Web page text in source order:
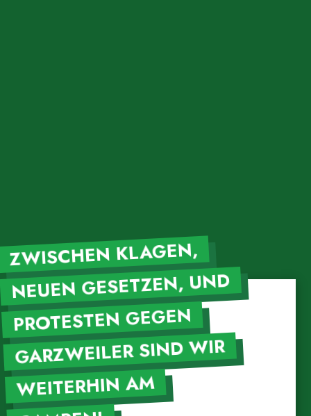
ZWISCHEN KLAGEN,
NEUEN GESETZEN, UND
PROTESTEN GEGEN
GARZWEILER SIND WIR
WEITERHIN AM